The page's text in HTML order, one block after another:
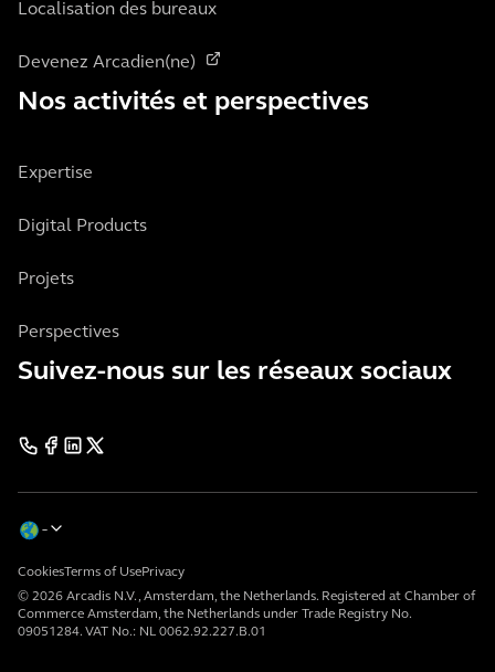
Localisation des bureaux
Devenez Arcadien(ne)
Nos activités et perspectives
Expertise
Digital Products
Projets
Perspectives
Suivez-nous sur les réseaux sociaux
© 2026 Arcadis N.V., Amsterdam, the Netherlands. Registered at Chamber of
Commerce Amsterdam, the Netherlands under Trade Registry No.
09051284. VAT No.: NL 0062.92.227.B.01
CookiesTerms of UsePrivacy